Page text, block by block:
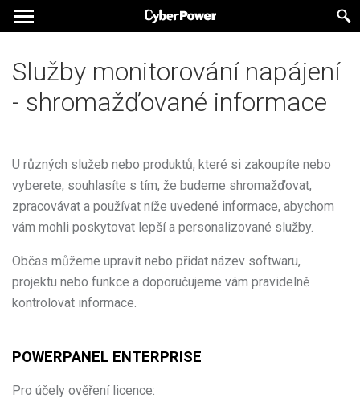
Služby monitorování napájení
- shromažďované informace
U různých služeb nebo produktů, které si zakoupíte nebo
vyberete, souhlasíte s tím, že budeme shromažďovat,
zpracovávat a používat níže uvedené informace, abychom
vám mohli poskytovat lepší a personalizované služby.
Občas můžeme upravit nebo přidat název softwaru,
projektu nebo funkce a doporučujeme vám pravidelně
kontrolovat informace.
POWERPANEL ENTERPRISE
Pro účely ověření licence: